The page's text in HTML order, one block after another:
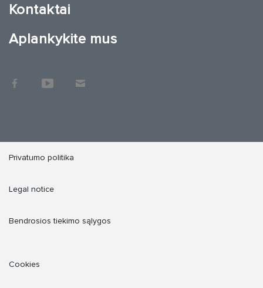
Kontaktai
Aplankykite mus
Privatumo politika
Legal notice
Bendrosios tiekimo sąlygos
Cookies